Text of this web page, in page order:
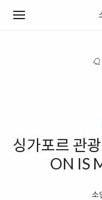
싱가포르 관
ON IS
소